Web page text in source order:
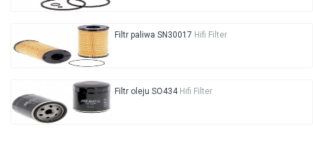
Filtr paliwa SN30017 Hifi Filter
Filtr oleju SO434 Hifi Filter